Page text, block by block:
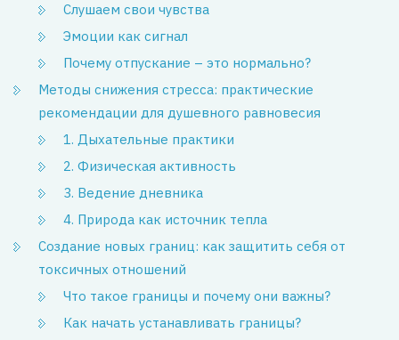
Слушаем свои чувства
Эмоции как сигнал
Почему отпускание – это нормально?
Методы снижения стресса: практические
рекомендации для душевного равновесия
1. Дыхательные практики
2. Физическая активность
3. Ведение дневника
4. Природа как источник тепла
Создание новых границ: как защитить себя от
токсичных отношений
Что такое границы и почему они важны?
Как начать устанавливать границы?